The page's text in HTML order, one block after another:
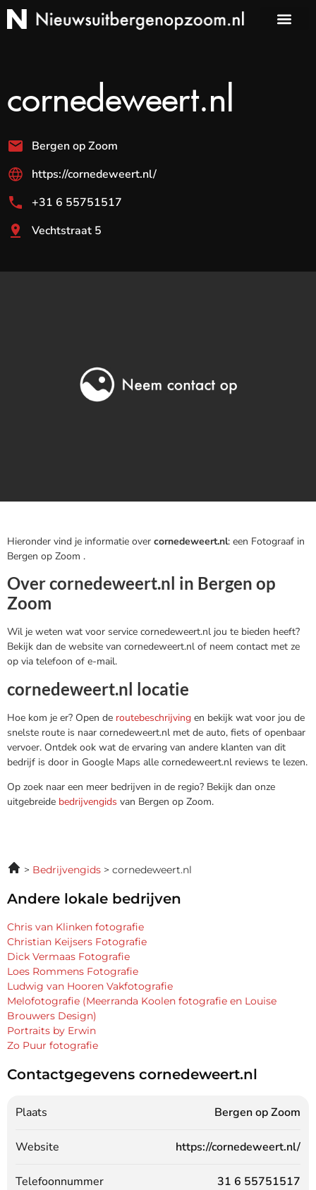
cornedeweert.nl
Bergen op Zoom
https://cornedeweert.nl/
+31 6 55751517
Vechtstraat 5
Hieronder vind je informatie over cornedeweert.nl: een Fotograaf in
Bergen op Zoom .
Over cornedeweert.nl in Bergen op
Zoom
Wil je weten wat voor service cornedeweert.nl jou te bieden heeft?
Bekijk dan de website van cornedeweert.nl of neem contact met ze
op via telefoon of e-mail.
cornedeweert.nl locatie
Hoe kom je er? Open de routebeschrijving en bekijk wat voor jou de
snelste route is naar cornedeweert.nl met de auto, fiets of openbaar
vervoer. Ontdek ook wat de ervaring van andere klanten van dit
bedrijf is door in Google Maps alle cornedeweert.nl reviews te lezen.
Op zoek naar een meer bedrijven in de regio? Bekijk dan onze
uitgebreide bedrijvengids van Bergen op Zoom.
Bedrijvengids cornedeweert.nl
Andere lokale bedrijven
Chris van Klinken fotografie
Christian Keijsers Fotografie
Dick Vermaas Fotografie
Loes Rommens Fotografie
Ludwig van Hooren Vakfotografie
Melofotografie (Meerranda Koolen fotografie en Louise
Brouwers Design)
Portraits by Erwin
Zo Puur fotografie
Contactgegevens cornedeweert.nl
Plaats Bergen op Zoom
Website https://cornedeweert.nl/
Telefoonnummer 31 6 55751517